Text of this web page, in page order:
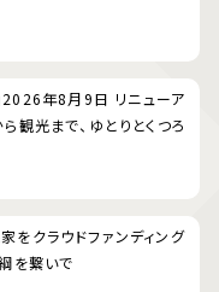
年8月9日 リニューア
観光まで、ゆとりとくつろ
をクラウドファンディング
を繋いで